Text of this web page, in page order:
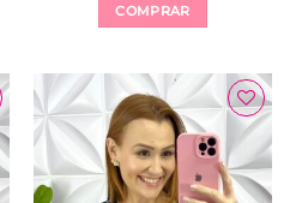
COMPRAR
tem
várias
variantes.
As
opções
Adicionar
à Lista